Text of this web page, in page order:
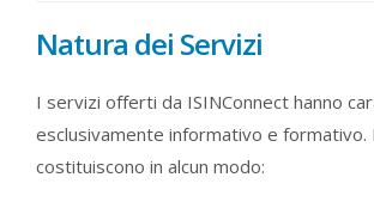
Natura dei Servizi
I servizi offerti da ISINConnect hanno
esclusivamente informativo e formativo.
costituiscono in alcun modo: